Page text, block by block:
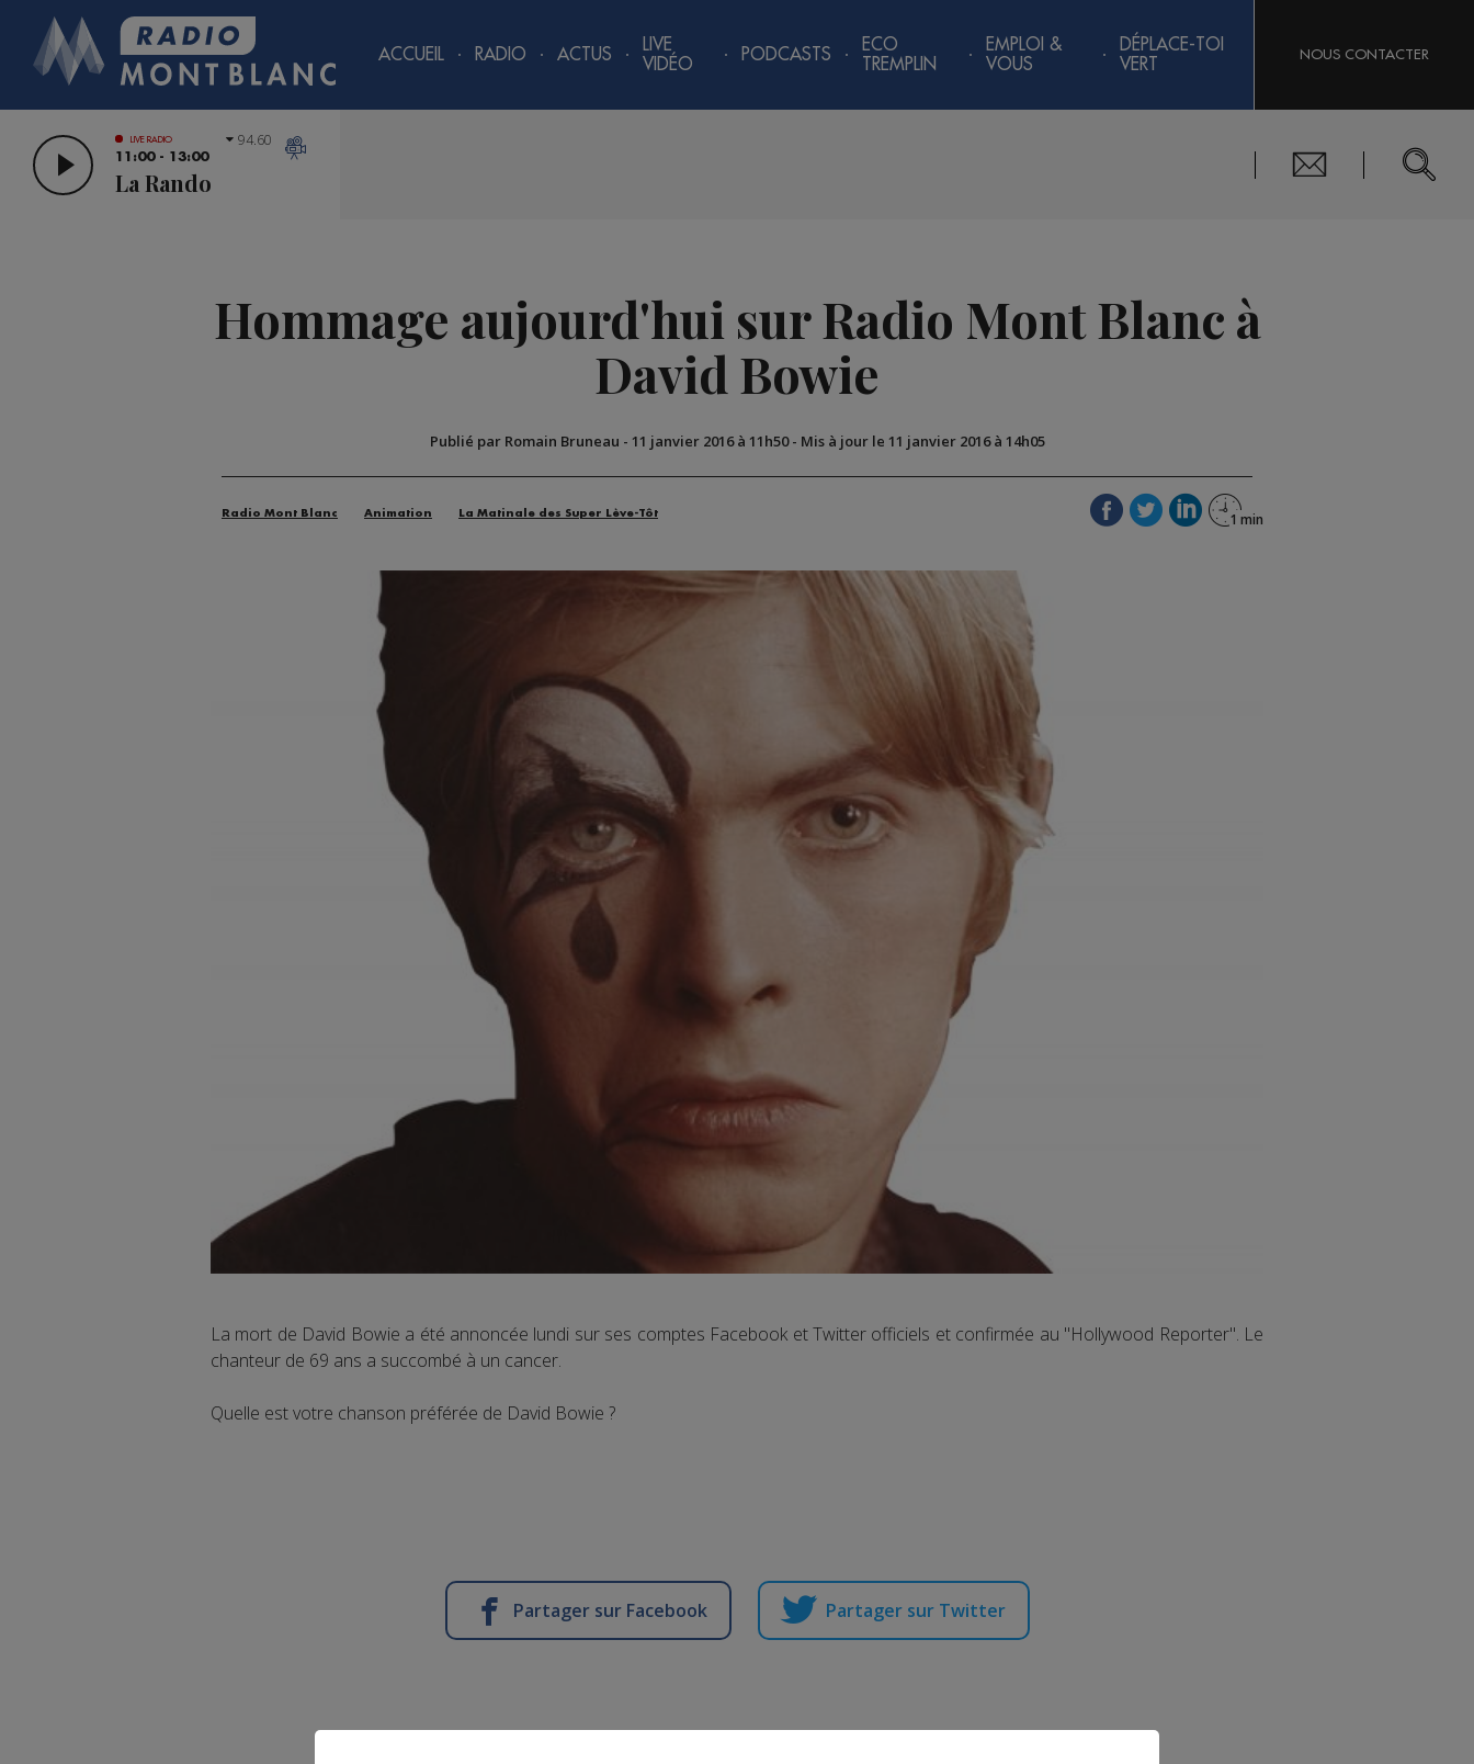
ACCUEIL RADIO ACTUS
LIVE
VIDÉO
PODCASTS
ECO
TREMPLIN
EMPLOI &
VOUS
DÉPLACE-TOI
VERT
NOUS CONTACTER
LIVE RADIO
11:00 - 13:00
La Rando
94.60
Hommage aujourd'hui sur Radio Mont Blanc à
David Bowie
Publié par Romain Bruneau - 11 janvier 2016 à 11h50- Mis à jour le 11 janvier 2016 à 14h05
Radio Mont Blanc Animation La Matinale des Super Lève-Tôt
La mort de David Bowie a été annoncée lundi sur ses comptes Facebook et Twitter officiels et confirmée au "Hollywood Reporter". Le
chanteur de 69 ans a succombé à un cancer.
Quelle est votre chanson préférée de David Bowie ?
Partager sur Facebook Partager sur Twitter